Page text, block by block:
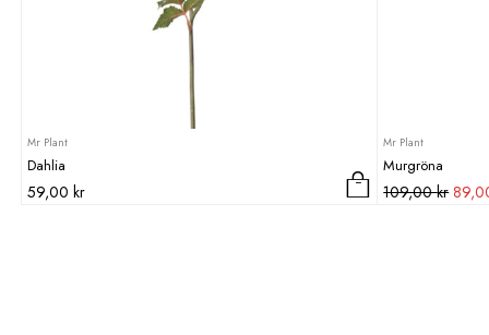
Mr Plant
Dahlia
59,00 kr
Mr Plant
Murgröna
109,00kr Det